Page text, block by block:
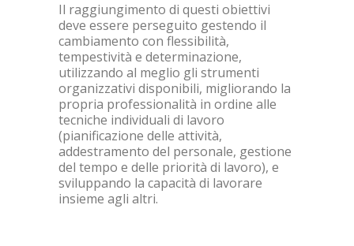
Il raggiungimento di questi obiettivi
deve essere perseguito gestendo il
cambiamento con flessibilità,
tempestività e determinazione,
utilizzando al meglio gli strumenti
organizzativi disponibili, migliorando la
propria professionalità in ordine alle
tecniche individuali di lavoro
(pianificazione delle attività,
addestramento del personale, gestione
del tempo e delle priorità di lavoro), e
sviluppando la capacità di lavorare
insieme agli altri.